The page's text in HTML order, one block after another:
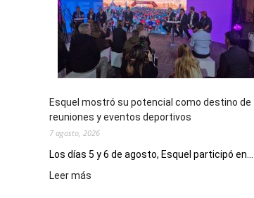
Esquel mostró su potencial como destino de
reuniones y eventos deportivos
7 agosto, 2026
Los días 5 y 6 de agosto, Esquel participó en...
Leer más